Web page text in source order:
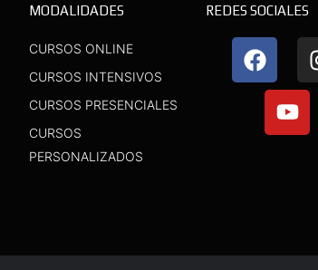
MODALIDADES
CURSOS ONLINE
CURSOS INTENSIVOS
CURSOS PRESENCIALES
CURSOS
PERSONALIZADOS
REDES SOCIALES
F
a
c
b
Y
u
t
u